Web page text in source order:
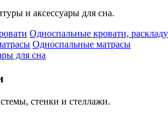
и аксессуары для сна.
Односпальные кровати,
Односпальные матрасы
для сна
стенки и стеллажи.